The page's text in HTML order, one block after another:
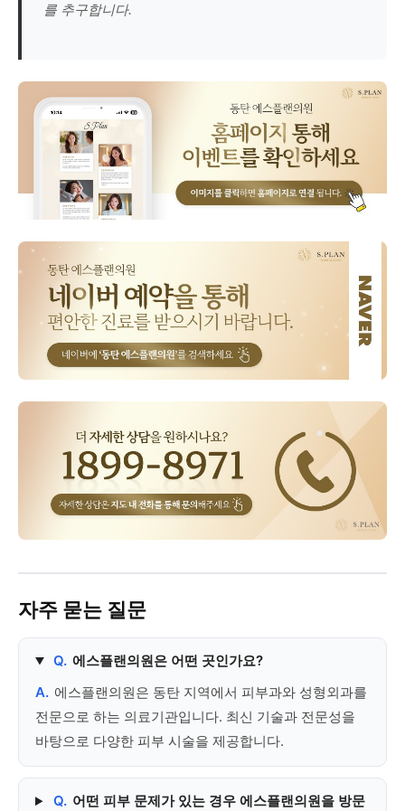
를 추구합니다.
자주 묻는 질문
Q. 에스플랜의원은 어떤 곳인가요?
A. 에스플랜의원은 동탄 지역에서 피부과와 성형외과를
전문으로 하는 의료기관입니다. 최신 기술과 전문성을
바탕으로 다양한 피부 시술을 제공합니다.
Q. 어떤 피부 문제가 있는 경우 에스플랜의원을 방문